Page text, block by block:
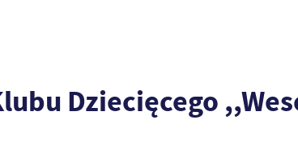
Dziecięcego